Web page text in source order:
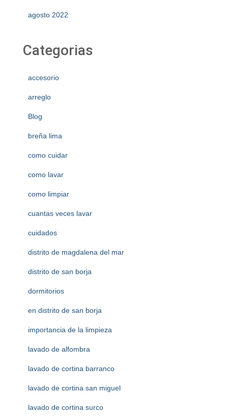
agosto 2022
Categorias
accesorio
arreglo
Blog
breña lima
como cuidar
como lavar
como limpiar
cuantas veces lavar
cuidados
distrito de magdalena del mar
distrito de san borja
dormitorios
en distrito de san borja
importancia de la limpieza
lavado de alfombra
lavado de cortina barranco
lavado de cortina san miguel
lavado de cortina surco